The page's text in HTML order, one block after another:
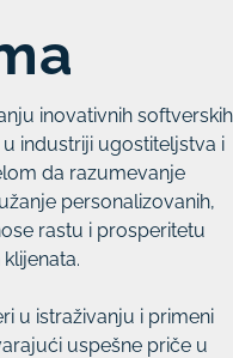
industriji ugostiteljstva i
da razumevanje
personalizovanih,
rastu i prosperitetu
u istraživanju i primeni
uspešne priče u